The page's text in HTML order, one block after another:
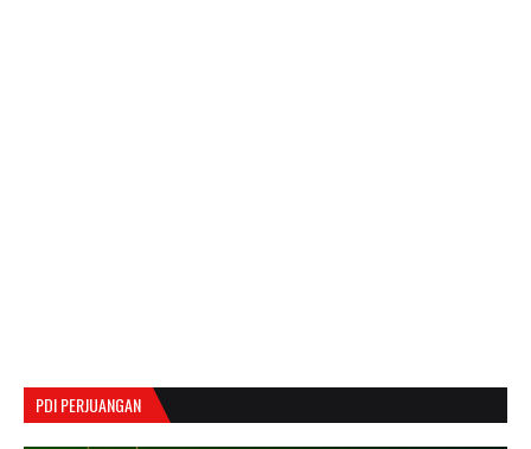
PDI PERJUANGAN